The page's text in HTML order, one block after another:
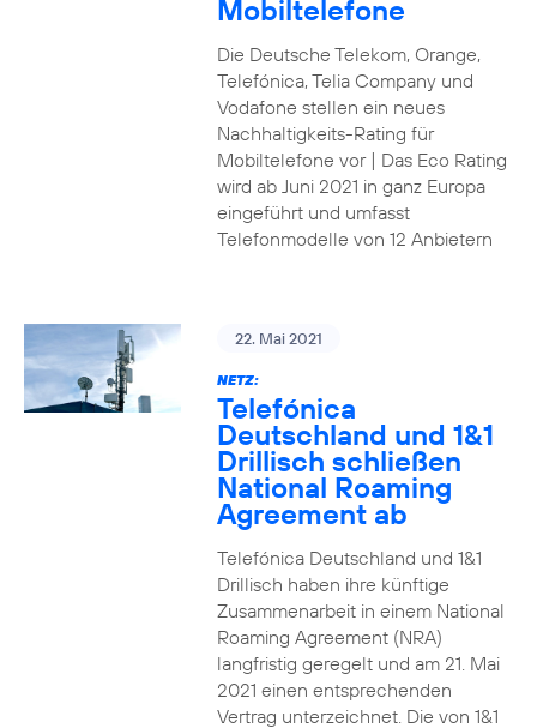
Mobiltelefone
Die Deutsche Telekom, Orange,
Telefónica, Telia Company und
Vodafone stellen ein neues
Nachhaltigkeits-Rating für
Mobiltelefone vor | Das Eco Rating
wird ab Juni 2021 in ganz Europa
eingeführt und umfasst
Telefonmodelle von 12 Anbietern
22. Mai 2021
NETZ:
Telefónica
Deutschland und 1&1
Drillisch schließen
National Roaming
Agreement ab
Telefónica Deutschland und 1&1
Drillisch haben ihre künftige
Zusammenarbeit in einem National
Roaming Agreement (NRA)
langfristig geregelt und am 21. Mai
2021 einen entsprechenden
Vertrag unterzeichnet. Die von 1&1